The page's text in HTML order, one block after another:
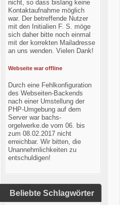
nicht, so dass bislang keine
Kontaktaufnahme möglich
war. Der betreffende Nutzer
mit den Initialien F. S. möge
sich daher bitte noch einmal
mit der korrekten Mailadresse
an uns wenden. Vielen Dank!
Webseite war offline
Durch eine Fehlkonfiguration
des Webseiten-Backends
nach einer Umstellung der
PHP-Umgebung auf dem
Server war bachs-
orgelwerke.de vom 06. bis
zum 08.02.2017 nicht
erreichbar. Wir bitten, die
Unannehmlichkeiten zu
entschuldigen!
Beliebte Schlagwörter